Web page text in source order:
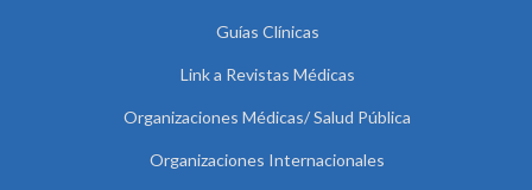
Guías Clínicas
Link a Revistas Médicas
Organizaciones Médicas/ Salud Pública
Organizaciones Internacionales